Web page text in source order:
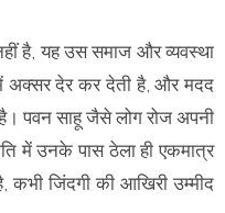
है, यह उस समाज और व्यवस्था
अक्सर देर कर देती है, और मदद
पवन साहू जैसे लोग रोज अपनी
में उनके पास ठेला ही एकमात्र
कभी जिंदगी की आखिरी उम्मीद